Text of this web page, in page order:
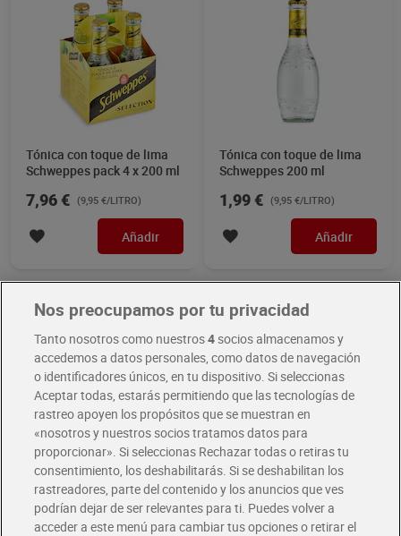
Tónica con toque de lima
Schweppes pack 4 x 200 ml
7,96 € (9,95 €/LITRO)
Añadir
Tónica con toque de lima
Schweppes 200 ml
1,99 € (9,95 €/LITRO)
Añadir
En la selección de tónicas, gaseosa y bitter de Dia encontrarás
versiones clásicas, zero o premium.
Dia Supermercado online
Pide hoy, recibe hoy
Entrega rápida y en la franja horaria que mejor te venga.
Nos preocupamos por tu privacidad
Tanto nosotros como nuestros4socios almacenamos y
accedemos a datos personales, como datos de navegación
o identificadores únicos, en tu dispositivo. Si seleccionas
Aceptar todas, estarás permitiendo que las tecnologías de
rastreo apoyen los propósitos que se muestran en
«nosotros y nuestros socios tratamos datos para
proporcionar». Si seleccionas Rechazar todas o retiras tu
consentimiento, los deshabilitarás. Si se deshabilitan los
rastreadores, parte del contenido y los anuncios que ves
podrían dejar de ser relevantes para ti. Puedes volver a
acceder a este menú para cambiar tus opciones o retirar el